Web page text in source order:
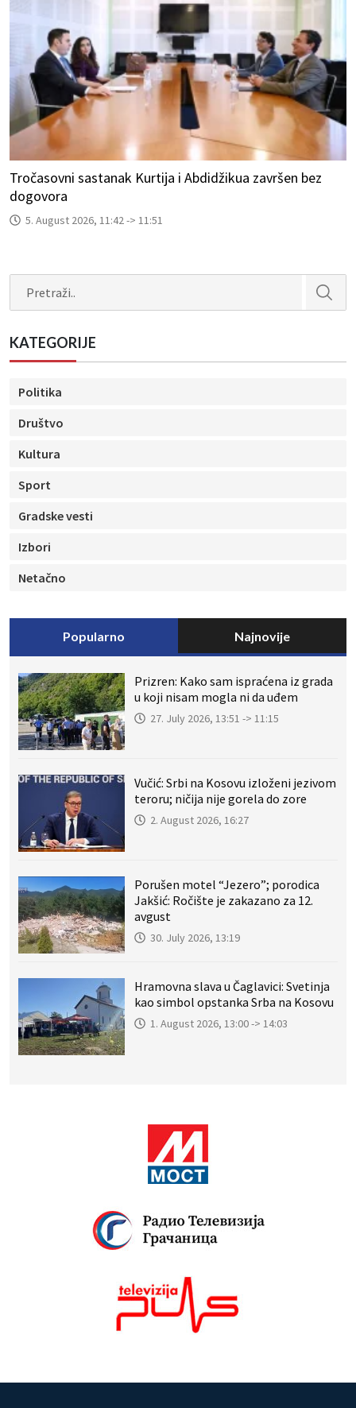
Tročasovni sastanak Kurtija i Abdidžikua završen bez
dogovora
5. August 2026, 11:42 -> 11:51
KATEGORIJE
Politika
Društvo
Kultura
Sport
Gradske vesti
Izbori
Netačno
Popularno Najnovije
Prizren: Kako sam ispraćena iz grada
u koji nisam mogla ni da uđem
27. July 2026, 13:51 -> 11:15
Vučić: Srbi na Kosovu izloženi jezivom
teroru; ničija nije gorela do zore
2. August 2026, 16:27
Porušen motel “Jezero”; porodica
Jakšić: Ročište je zakazano za 12.
avgust
30. July 2026, 13:19
Hramovna slava u Čaglavici: Svetinja
kao simbol opstanka Srba na Kosovu
1. August 2026, 13:00 -> 14:03